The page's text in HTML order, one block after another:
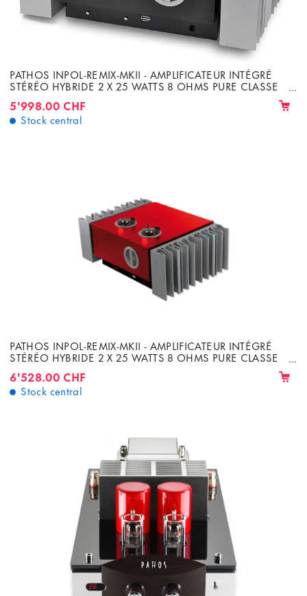
PATHOS INPOL-REMIX-MKII - AMPLIFICATEUR INTÉGRÉ
STÉRÉO HYBRIDE 2 X 25 WATTS 8 OHMS PURE CLASSE
5'998.00 CHF
Stock central
PATHOS INPOL-REMIX-MKII - AMPLIFICATEUR INTÉGRÉ
STÉRÉO HYBRIDE 2 X 25 WATTS 8 OHMS PURE CLASSE
6'528.00 CHF
Stock central